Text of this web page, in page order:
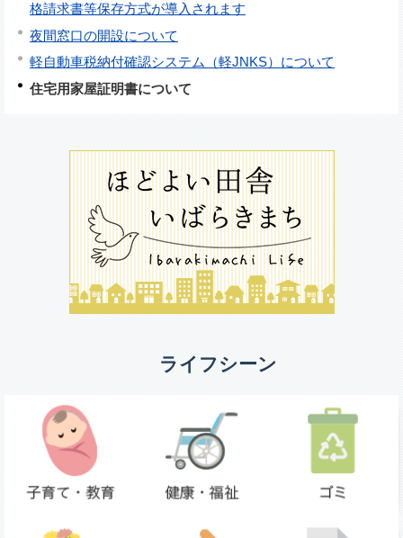
格請求書等保存方式が導入されます
夜間窓口の開設について
軽自動車税納付確認システム（軽JNKS）について
住宅用家屋証明書について
ライフシーン